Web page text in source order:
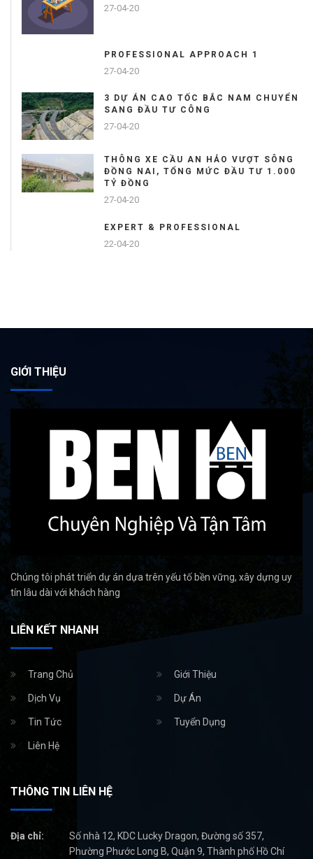
27-04-20
PROFESSIONAL APPROACH 1
27-04-20
3 DỰ ÁN CAO TỐC BẮC NAM CHUYỂN
SANG ĐẦU TƯ CÔNG
27-04-20
THÔNG XE CẦU AN HẢO VƯỢT SÔNG
ĐỒNG NAI, TỔNG MỨC ĐẦU TƯ 1.000
TỶ ĐỒNG
27-04-20
EXPERT & PROFESSIONAL
22-04-20
GIỚI THIỆU
Chúng tôi phát triển dự án dựa trên yếu tố bền vững, xây dựng uy
tín lâu dài với khách hàng
LIÊN KẾT NHANH
Trang Chủ Giới Thiệu
Dịch Vụ Dự Án
Tin Tức Tuyển Dụng
Liên Hệ
THÔNG TIN LIÊN HỆ
Địa chỉ:
Số nhà 12, KDC Lucky Dragon, Đường số 357,
Phường Phước Long B, Quận 9, Thành phố Hồ Chí